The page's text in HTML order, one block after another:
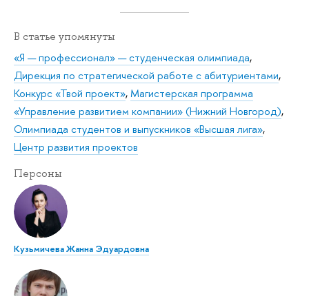
В статье упомянуты
«Я — профессионал» — студенческая олимпиада,
Дирекция по стратегической работе с абитуриентами,
Конкурс «Твой проект»,Магистерская программа
«Управление развитием компании» (Нижний Новгород),
Олимпиада студентов и выпускников «Высшая лига»,
Центр развития проектов
Персоны
Кузьмичева Жанна Эдуардовна